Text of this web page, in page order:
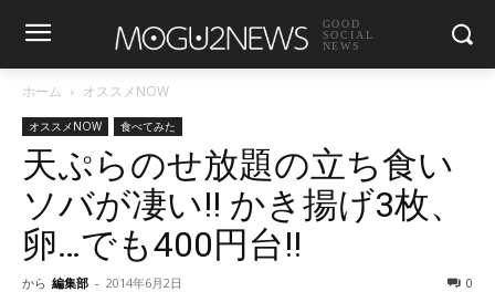
GOOD
SOCIAL
NEWS
ホーム オススメNOW
オススメNOW 食べてみた
天ぷらのせ放題の立ち食い
ソバが凄い!! かき揚げ3枚、
卵…でも400円台!!
から 編集部 - 2014年6月2日 0